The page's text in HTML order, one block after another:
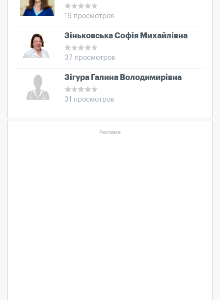
16 просмотров
Зіньковська Софія Михайлівна
37 просмотров
Зігура Галина Володимирівна
31 просмотров
Реклама